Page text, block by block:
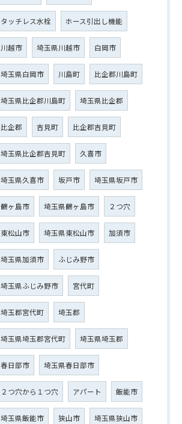
タッチレス水栓 ホース引出し機能
川越市 埼玉県川越市 白岡市
埼玉県白岡市 川島町 比企郡川島町
埼玉県比企郡川島町 埼玉県比企郡
比企郡 吉見町 比企郡吉見町
埼玉県比企郡吉見町 久喜市
埼玉県久喜市 坂戸市 埼玉県坂戸市
鶴ヶ島市 埼玉県鶴ヶ島市 ２つ穴
東松山市 埼玉県東松山市 加須市
埼玉県加須市 ふじみ野市
埼玉県ふじみ野市 宮代町
埼玉郡宮代町 埼玉郡
埼玉県埼玉郡宮代町 埼玉県埼玉郡
春日部市 埼玉県春日部市
２つ穴から１つ穴 アパート 飯能市
埼玉県飯能市 狭山市 埼玉県狭山市